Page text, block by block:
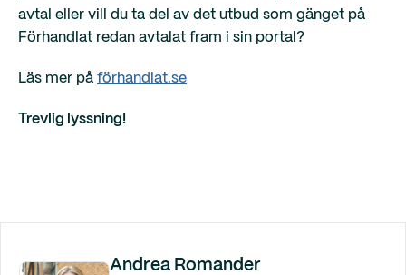
avtal eller vill du ta del av det utbud som gänget på
Förhandlat redan avtalat fram i sin portal?
Läs mer på förhandlat.se
Trevlig lyssning!
Andrea Romander